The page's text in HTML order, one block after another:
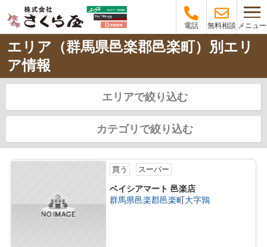
電話 無料相談 メニュー
エリア（群馬県邑楽郡邑楽町）別エリ
ア情報
エリアで絞り込む
カテゴリで絞り込む
買う スーパー
ベイシアマート 邑楽店
群馬県邑楽郡邑楽町大字鶉